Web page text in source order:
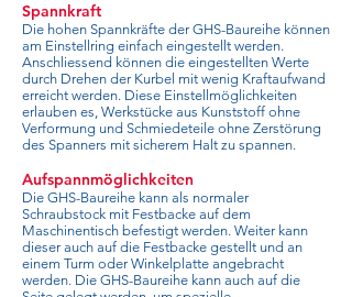
Spannkraft
Die hohen Spannkräfte der GHS-Baureihe können
am Einstellring einfach eingestellt werden.
Anschliessend können die eingestellten Werte
durch Drehen der Kurbel mit wenig Kraftaufwand
erreicht werden. Diese Einstellmöglichkeiten
erlauben es, Werkstücke aus Kunststoff ohne
Verformung und Schmiedeteile ohne Zerstörung
des Spanners mit sicherem Halt zu spannen.
Aufspannmöglichkeiten
Die GHS-Baureihe kann als normaler
Schraubstock mit Festbacke auf dem
Maschinentisch befestigt werden. Weiter kann
dieser auch auf die Festbacke gestellt und an
einem Turm oder Winkelplatte angebracht
werden. Die GHS-Baureihe kann auch auf die